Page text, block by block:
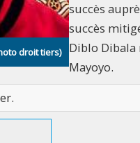
droit tiers)
succès
succès
Diblo Dibala
Mayoyo.